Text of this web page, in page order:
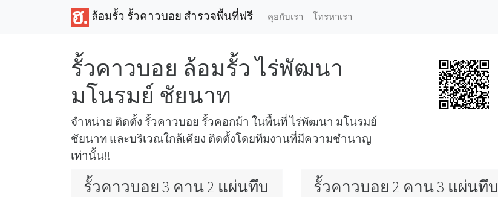
ล้อมรั้ว รั้วคาวบอย สำรวจพื้นที่ฟรี คุยกับเรา โทรหาเรา
รั้วคาวบอย ล้อมรั้ว ไร่พัฒนา
มโนรมย์ ชัยนาท
จำหน่าย ติดตั้ง รั้วคาวบอย รั้วคอกม้า ในพื้นที่ ไร่พัฒนา มโนรมย์
ชัยนาท และบริเวณใกล้เคียง ติดตั้งโดยทีมงานที่มีความชำนาญ
เท่านั้น!!
รั้วคาวบอย 3 คาน 2 แผ่นทึบ รั้วคาวบอย 2 คาน 3 แผ่นทึบ